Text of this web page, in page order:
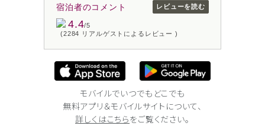
宿泊者のコメント
4.4/5
(2284 リアルゲストによるレビュー )
レビューを読む
モバイルでいつでもどこでも
無料アプリ＆モバイルサイトについて、
詳しくはこちらをご覧ください。